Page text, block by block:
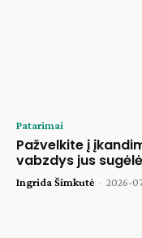
Patarimai
Pažvelkite į
vabzdys jus sugėlė
Ingrida Šimkutė - 2026-